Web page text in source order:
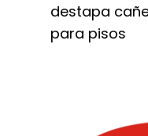
destapa
para pisos